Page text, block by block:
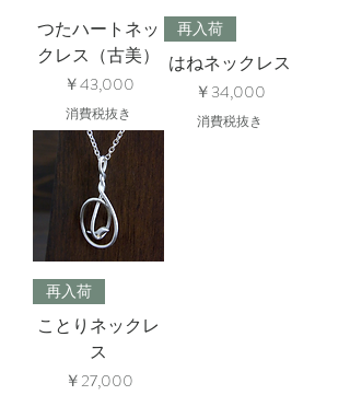
つたハートネッ
クレス（古美）
価格
￥43,000
消費税抜き
再入荷
はねネックレス
価格
￥34,000
消費税抜き
再入荷
ことりネックレ
ス
価格
￥27,000